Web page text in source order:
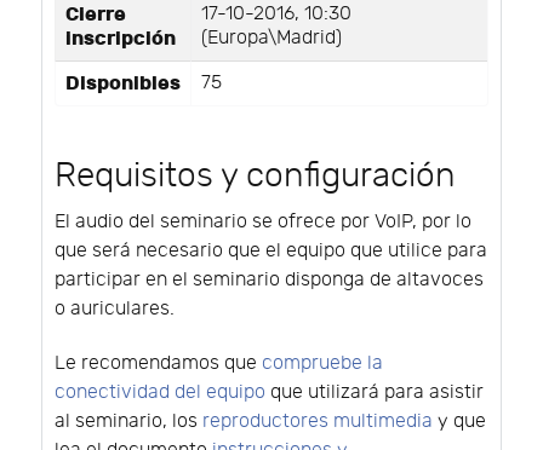
Cierre
inscripción
17-10-2016, 10:30
(Europa\Madrid)
Disponibles 75
Requisitos y configuración
El audio del seminario se ofrece por VoIP, por lo
que será necesario que el equipo que utilice para
participar en el seminario disponga de altavoces
o auriculares.
Le recomendamos que compruebe la
conectividad del equipo que utilizará para asistir
al seminario, los reproductores multimedia y que